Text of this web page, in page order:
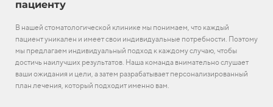
пациенту
В нашей стоматологической клинике мы понимаем, что каждый
пациент уникален и имеет свои индивидуальные потребности. Поэтому
мы предлагаем индивидуальный подход к каждому случаю, чтобы
достичь наилучших результатов. Наша команда внимательно слушает
ваши ожидания и цели, а затем разрабатывает персонализированный
план лечения, который подходит именно вам.